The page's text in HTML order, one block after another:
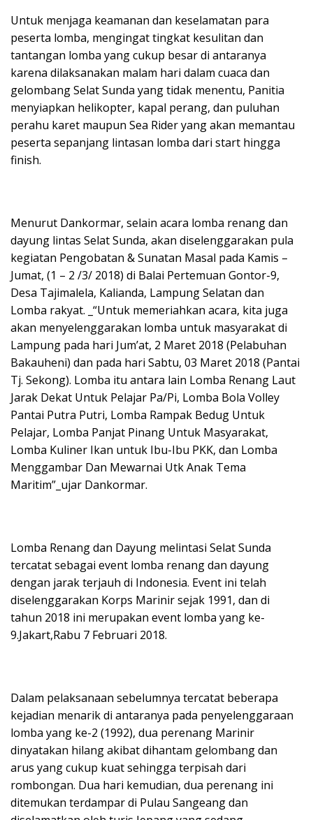
Untuk menjaga keamanan dan keselamatan para
peserta lomba, mengingat tingkat kesulitan dan
tantangan lomba yang cukup besar di antaranya
karena dilaksanakan malam hari dalam cuaca dan
gelombang Selat Sunda yang tidak menentu, Panitia
menyiapkan helikopter, kapal perang, dan puluhan
perahu karet maupun Sea Rider yang akan memantau
peserta sepanjang lintasan lomba dari start hingga
finish.
Menurut Dankormar, selain acara lomba renang dan
dayung lintas Selat Sunda, akan diselenggarakan pula
kegiatan Pengobatan & Sunatan Masal pada Kamis –
Jumat, (1 – 2 /3/ 2018) di Balai Pertemuan Gontor-9,
Desa Tajimalela, Kalianda, Lampung Selatan dan
Lomba rakyat. _“Untuk memeriahkan acara, kita juga
akan menyelenggarakan lomba untuk masyarakat di
Lampung pada hari Jum’at, 2 Maret 2018 (Pelabuhan
Bakauheni) dan pada hari Sabtu, 03 Maret 2018 (Pantai
Tj. Sekong). Lomba itu antara lain Lomba Renang Laut
Jarak Dekat Untuk Pelajar Pa/Pi, Lomba Bola Volley
Pantai Putra Putri, Lomba Rampak Bedug Untuk
Pelajar, Lomba Panjat Pinang Untuk Masyarakat,
Lomba Kuliner Ikan untuk Ibu-Ibu PKK, dan Lomba
Menggambar Dan Mewarnai Utk Anak Tema
Maritim”_ujar Dankormar.
Lomba Renang dan Dayung melintasi Selat Sunda
tercatat sebagai event lomba renang dan dayung
dengan jarak terjauh di Indonesia. Event ini telah
diselenggarakan Korps Marinir sejak 1991, dan di
tahun 2018 ini merupakan event lomba yang ke-
9.Jakart,Rabu 7 Februari 2018.
Dalam pelaksanaan sebelumnya tercatat beberapa
kejadian menarik di antaranya pada penyelenggaraan
lomba yang ke-2 (1992), dua perenang Marinir
dinyatakan hilang akibat dihantam gelombang dan
arus yang cukup kuat sehingga terpisah dari
rombongan. Dua hari kemudian, dua perenang ini
ditemukan terdampar di Pulau Sangeang dan